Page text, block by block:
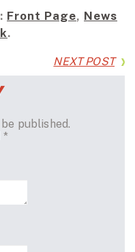
Front Page, News
.
NEXT POST
published.
*